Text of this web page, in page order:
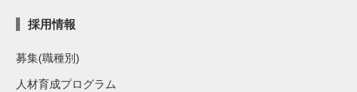
採用情報
募集(職種別)
人材育成プログラム